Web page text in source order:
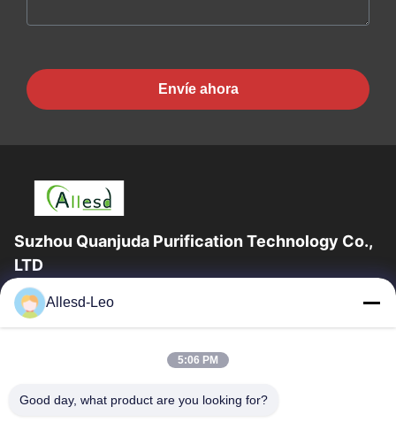
Envíe ahora
Suzhou Quanjuda Purification Technology Co.,
LTD
la experiencia 16years, como fabricante y un exportador
principales de ESD y los productos del recinto limpio,
Hogar
Productos
Allesd-Leo
5:06 PM
Good day, what product are you looking for?